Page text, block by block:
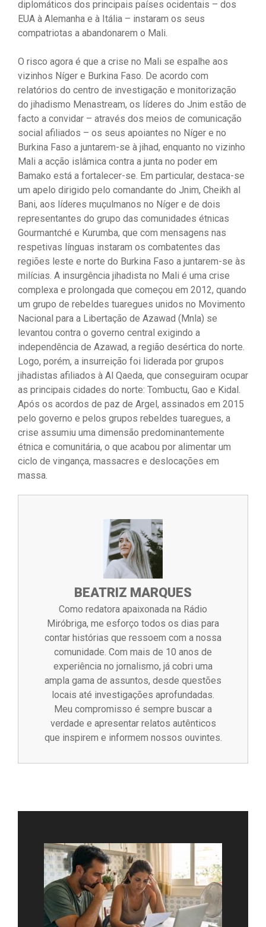
diplomáticos dos principais países ocidentais – dos
EUA à Alemanha e à Itália – instaram os seus
compatriotas a abandonarem o Mali.
O risco agora é que a crise no Mali se espalhe aos
vizinhos Níger e Burkina Faso. De acordo com
relatórios do centro de investigação e monitorização
do jihadismo Menastream, os líderes do Jnim estão de
facto a convidar – através dos meios de comunicação
social afiliados – os seus apoiantes no Níger e no
Burkina Faso a juntarem-se à jihad, enquanto no vizinho
Mali a acção islâmica contra a junta no poder em
Bamako está a fortalecer-se. Em particular, destaca-se
um apelo dirigido pelo comandante do Jnim, Cheikh al
Bani, aos líderes muçulmanos no Níger e de dois
representantes do grupo das comunidades étnicas
Gourmantché e Kurumba, que com mensagens nas
respetivas línguas instaram os combatentes das
regiões leste e norte do Burkina Faso a juntarem-se às
milícias. A insurgência jihadista no Mali é uma crise
complexa e prolongada que começou em 2012, quando
um grupo de rebeldes tuaregues unidos no Movimento
Nacional para a Libertação de Azawad (Mnla) se
levantou contra o governo central exigindo a
independência de Azawad, a região desértica do norte.
Logo, porém, a insurreição foi liderada por grupos
jihadistas afiliados à Al Qaeda, que conseguiram ocupar
as principais cidades do norte: Tombuctu, Gao e Kidal.
Após os acordos de paz de Argel, assinados em 2015
pelo governo e pelos grupos rebeldes tuaregues, a
crise assumiu uma dimensão predominantemente
étnica e comunitária, o que acabou por alimentar um
ciclo de vingança, massacres e deslocações em
massa.
BEATRIZ MARQUES
Como redatora apaixonada na Rádio
Miróbriga, me esforço todos os dias para
contar histórias que ressoem com a nossa
comunidade. Com mais de 10 anos de
experiência no jornalismo, já cobri uma
ampla gama de assuntos, desde questões
locais até investigações aprofundadas.
Meu compromisso é sempre buscar a
verdade e apresentar relatos autênticos
que inspirem e informem nossos ouvintes.